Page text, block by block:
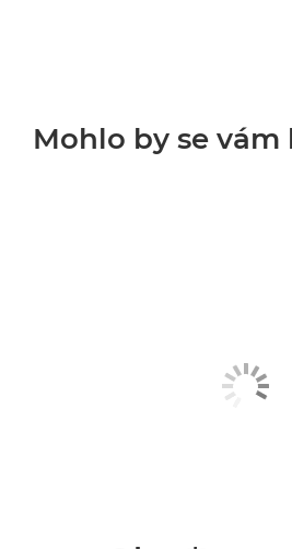
Mohlo by se vám